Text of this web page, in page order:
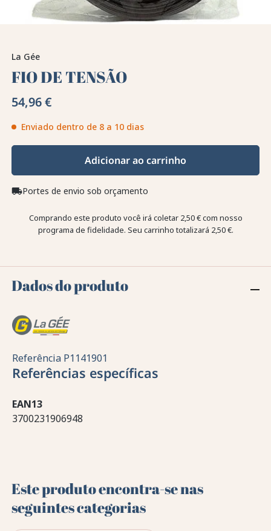
La Gée
FIO DE TENSÃO
54,96 €
Enviado dentro de 8 a 10 dias
Adicionar ao carrinho
local_shippingPortes de envio sob orçamento
Comprando este produto você irá coletar 2,50 €com nosso
programa de fidelidade. Seu carrinho totalizará 2,50 €.
Dados do produto
Referência P1141901
Referências específicas
EAN13
3700231906948
Este produto encontra-se nas
seguintes categorias